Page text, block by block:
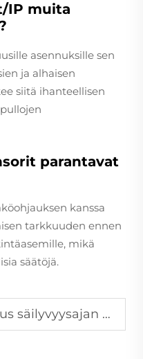
IP muita
asennuksille sen
ja alhaisen
siitä ihanteellisen
parantavat
kanssa
tarkkuuden ennen
mikä
säätöjä.
pidentämiseen